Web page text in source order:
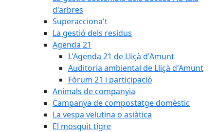
d'arbres
Superacciona't
La gestió dels residus
Agenda 21
L'Agenda 21 de Lliçà d'Amunt
Auditoria ambiental de Lliçà d'Amunt
Fòrum 21 i participació
Animals de companyia
Campanya de compostatge domèstic
La vespa velutina o asiàtica
El mosquit tigre